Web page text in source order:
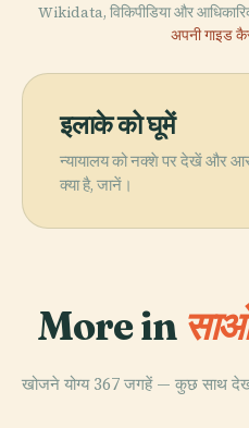
Wikidata, विकिपीडिया और
अपनी गाइड
इलाके को घूमें
न्यायालय को नक्शे पर देखें और
क्या है, जानें।
More in
खोजने योग्य 367 जगहें — कुछ साथ